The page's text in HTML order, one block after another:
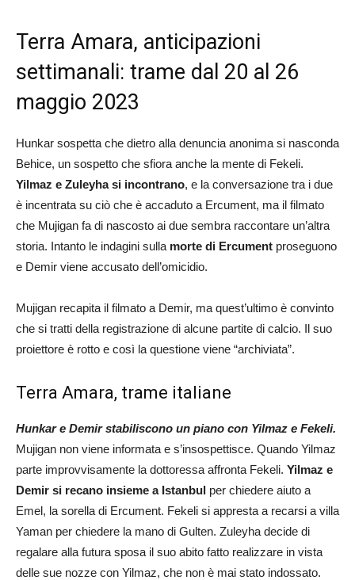
Terra Amara, anticipazioni
settimanali: trame dal 20 al 26
maggio 2023
Hunkar sospetta che dietro alla denuncia anonima si nasconda
Behice, un sospetto che sfiora anche la mente di Fekeli.
Yilmaz e Zuleyha si incontrano, e la conversazione tra i due
è incentrata su ciò che è accaduto a Ercument, ma il filmato
che Mujigan fa di nascosto ai due sembra raccontare un’altra
storia. Intanto le indagini sulla morte di Ercument proseguono
e Demir viene accusato dell’omicidio.
Mujigan recapita il filmato a Demir, ma quest’ultimo è convinto
che si tratti della registrazione di alcune partite di calcio. Il suo
proiettore è rotto e così la questione viene “archiviata”.
Terra Amara, trame italiane
Hunkar e Demir stabiliscono un piano con Yilmaz e Fekeli.
Mujigan non viene informata e s’insospettisce. Quando Yilmaz
parte improvvisamente la dottoressa affronta Fekeli. Yilmaz e
Demir si recano insieme a Istanbul per chiedere aiuto a
Emel, la sorella di Ercument. Fekeli si appresta a recarsi a villa
Yaman per chiedere la mano di Gulten. Zuleyha decide di
regalare alla futura sposa il suo abito fatto realizzare in vista
delle sue nozze con Yilmaz, che non è mai stato indossato.